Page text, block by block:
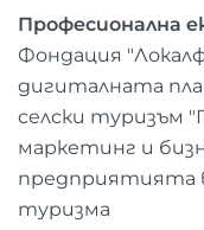
Професионална
Фондация
дигиталната
селски туризъм
маркетинг и
предприятията
туризма